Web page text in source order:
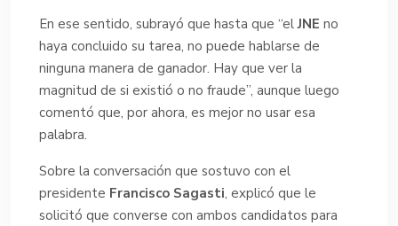
En ese sentido, subrayó que hasta que “elJNE no
haya concluido su tarea, no puede hablarse de
ninguna manera de ganador. Hay que ver la
magnitud de si existió o no fraude”, aunque luego
comentó que, por ahora, es mejor no usar esa
palabra.
Sobre la conversación que sostuvo con el
presidente Francisco Sagasti, explicó que le
solicitó que converse con ambos candidatos para